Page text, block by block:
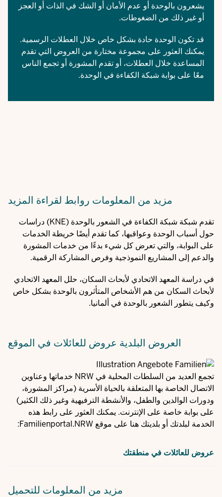
يشعرون بالوحدة أو عدم الأمان أو الشك في الذات أو العجز
أو غير ذلك من الضغوطات.
قد تكون الوحدة حادة بشكل خاص خلال العطلات الرسمية.
يمكنك العثور على مجموعة مختارة من العروض التي تقدم
المساعدة خلال العطلات، أو تقدم المشورة أو تجمع الناس
معًا على بوابة شبكة الكفاءة في الوحدة.
مزيد من المعلومات روابط لقراءة المزيد
تقدم شبكة شبكة الكفاءة في الشعور بالوحدة (KNE
) دراسات
حول أسباب الوحدة وعواقبها، كما تقدم أيضًا خريطة الخدمات
على البوابة، والتي تعرض كل شيء بدءًا من خدمات المشورة
والدعم إلى المشاريع النموذجية وفرص المشاركة الرقمية.
في دراسة المعهد الاتحادي لأبحاث السكان، حلل المعهد الاتحادي
لأبحاث السكان من هم الأشخاص المتأثرون بالوحدة بشكل خاص
وكيف يتطور الشعور بالوحدة في ألمانيا.
العروض البلدية عروض للعائلات في الموقع
تجمع العديد من السلطات المحلية في NRW خدماتها وعناوين
الاتصال الخاصة بها المتعلقة بالحياة الأسرية (مراكز المشورة،
ودورات الوالدين والطفل، والأنشطة الترفيهية وغير ذلك الكثير)
على بوابة خاصة على الإنترنت. يمكنك العثور على رابط هذه
الخدمة لبلدتك أو بلديتك هنا على موقع Familienportal.NRW:
عروض للعائلات في منطقتك
مزيد من المعلومات للتحميل